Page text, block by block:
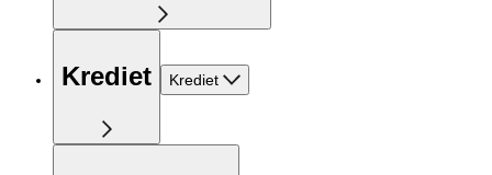
Krediet Krediet